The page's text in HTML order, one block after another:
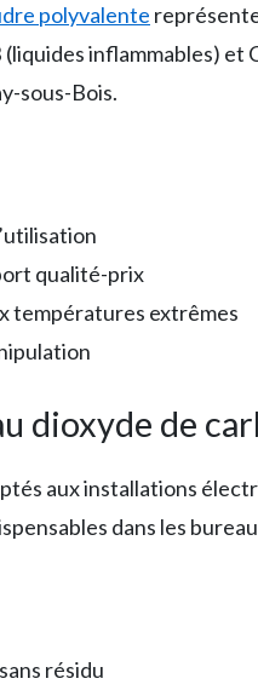
polyvalente
(liquides inflammables)
sous-Bois.
qualité-prix
températures extrêmes
dioxyde de
aux installations
dans les
résidu